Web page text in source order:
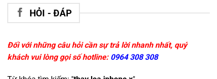
HỎI - ĐÁP
Đối với những câu hỏi cần sự trả lời nhanh nhất, quý
khách vui lòng gọi số hotline: 0964 308 308